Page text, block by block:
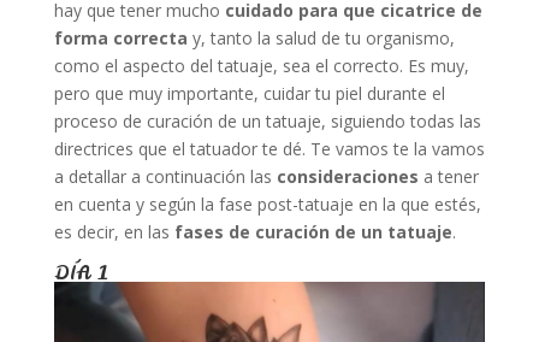
hay que tener mucho cuidado para que cicatrice de
forma correcta y, tanto la salud de tu organismo,
como el aspecto del tatuaje, sea el correcto. Es muy,
pero que muy importante, cuidar tu piel durante el
proceso de curación de un tatuaje, siguiendo todas las
directrices que el tatuador te dé. Te vamos te la vamos
a detallar a continuación las consideraciones a tener
en cuenta y según la fase post-tatuaje en la que estés,
es decir, en las fases de curación de un tatuaje.
DÍA 1